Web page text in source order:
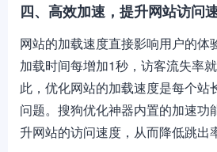
四、高效加速，提升网站访问
网站的加载速度直接影响用户的体
加载时间每增加1秒，访客流失率
此，优化网站的加载速度是每个站
问题。搜狗优化神器内置的加速功
升网站的访问速度，从而降低跳出